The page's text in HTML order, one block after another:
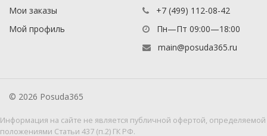
Мои заказы
Мой профиль
+7 (499) 112-08-42
Пн—Пт 09:00—18:00
main@posuda365.ru
© 2026 Posuda365
Информация на сайте не является публичной офертой, определяемой
положениями Статьи 437 (п.2) ГК РФ.